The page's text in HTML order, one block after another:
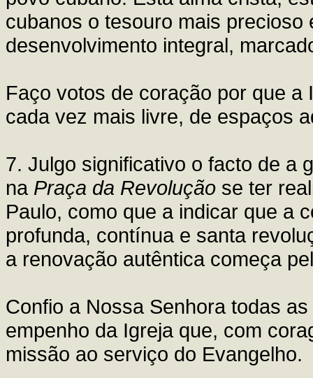
cubanos o tesouro mais
desenvolvimento integral,
Faço votos de coração por que a
cada vez mais livre, de espaços
7. Julgo significativo o facto de a
na Praça da Revolução se ter
Paulo, como que a indicar que a
profunda, contínua e santa
a renovação autêntica começa
Confio a Nossa Senhora todas
empenho da Igreja que, com
missão ao serviço do Evangelho.